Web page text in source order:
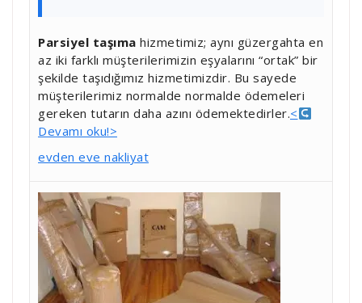
Parsiyel taşıma hizmetimiz; aynı güzergahta en
az iki farklı müşterilerimizin eşyalarını “ortak” bir
şekilde taşıdığımız hizmetimizdir. Bu sayede
müşterilerimiz normalde normalde ödemeleri
gereken tutarın daha azını ödemektedirler.<
Devamı oku!>
evden eve nakliyat